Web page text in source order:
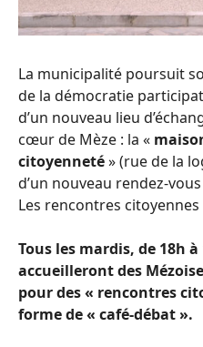
La municipalité poursuit
de la démocratie
d’un nouveau lieu
cœur de Mèze : la «
citoyenneté» (rue de la
d’un nouveau rendez-
Les rencontres citoyennes
Tous les mardis, de 18h
accueilleront des
pour des « rencontres
forme de « café-débat ».